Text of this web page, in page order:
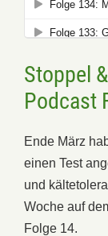
Stoppel
Podcast
Ende März
einen Test
und
Woche auf
Folge 14.